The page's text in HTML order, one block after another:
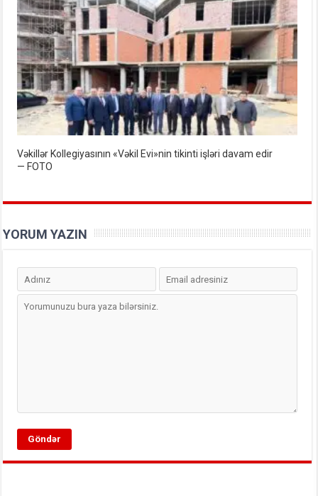
Vəkillər Kollegiyasının «Vəkil Evi»nin tikinti işləri davam edir
— FOTO
YORUM YAZIN